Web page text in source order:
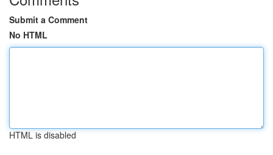
Submit a Comment
No HTML
HTML is disabled